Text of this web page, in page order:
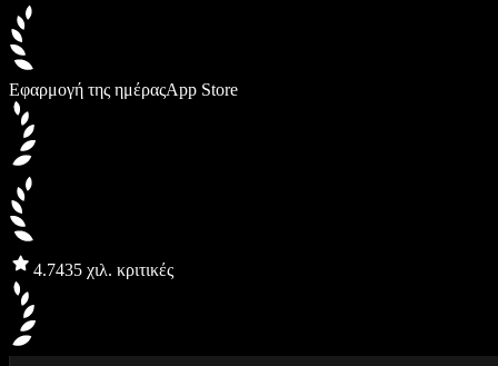
Εφαρμογή της ημέραςApp Store
4.7435 χιλ. κριτικές